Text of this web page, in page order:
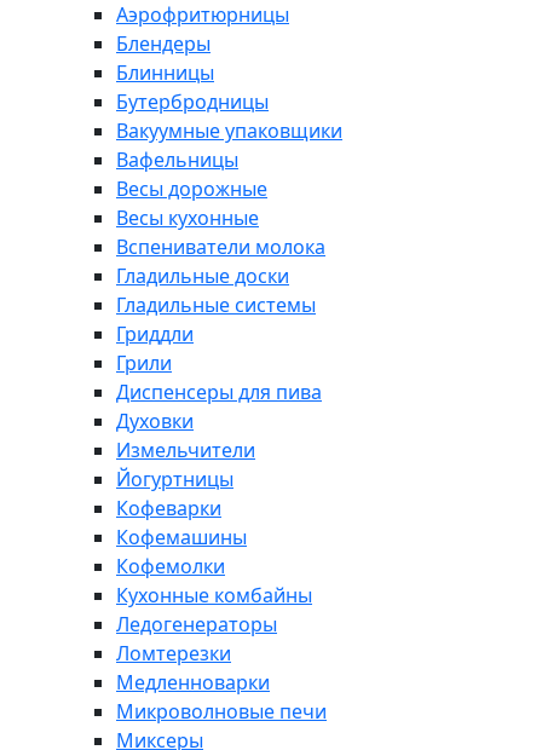
Аэрофритюрницы
Блендеры
Блинницы
Бутербродницы
Вакуумные упаковщики
Вафельницы
Весы дорожные
Весы кухонные
Вспениватели молока
Гладильные доски
Гладильные системы
Гриддли
Грили
Диспенсеры для пива
Духовки
Измельчители
Йогуртницы
Кофеварки
Кофемашины
Кофемолки
Кухонные комбайны
Ледогенераторы
Ломтерезки
Медленноварки
Микроволновые печи
Миксеры